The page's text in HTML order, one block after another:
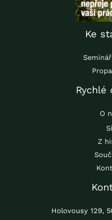
Ke
Rychlé
O
Z
Holovousy 129,